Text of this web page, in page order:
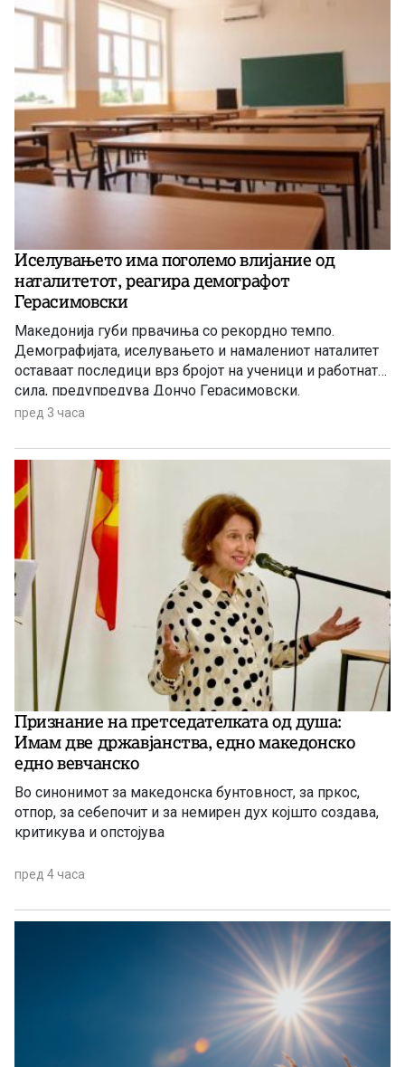
Иселувањето има поголемо влијание од
наталитетот, реагира демографот
Герасимовски
Македонија губи првачиња со рекордно темпо.
Демографијата, иселувањето и намалениот наталитет
оставаат последици врз бројот на ученици и работната
сила, предупредува Дончо Герасимовски.
пред 3 часа
Признание на претседателката од душа:
Имам две државјанства, едно македонско
едно вевчанско
Во синонимот за македонска бунтовност, за пркос,
отпор, за себепочит и за немирен дух којшто создава,
критикува и опстојува
пред 4 часа